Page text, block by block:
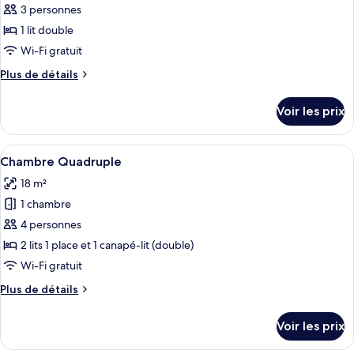
jumeaux
pour
ce
type
chambre :
3 personnes
1 lit double
Wi-Fi gratuit
Plus de détails
Plus
le
type
de
Chambre
Double
Voir les prix
Afficher
toutes
les
photos
pour
ce
type
chambre :
Une chambre d’hôtel avec trois lits
4
Chambre Quadruple
18 m²
1 chambre
4 personnes
2 lits 1 place et 1 canapé-lit (double)
Wi-Fi gratuit
Plus de détails
Plus
le
Voir les prix